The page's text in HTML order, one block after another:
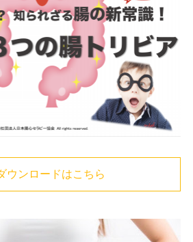
ウンロードはこちら